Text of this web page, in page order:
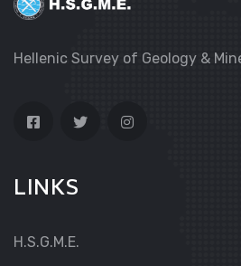
Hellenic Survey of Geology &
LINKS
H.S.G.M.E.